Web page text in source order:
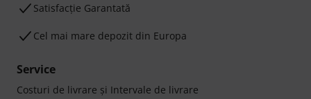
Satisfacție Garantată
Cel mai mare depozit din Europa
Service
Costuri de livrare şi Intervale de livrare